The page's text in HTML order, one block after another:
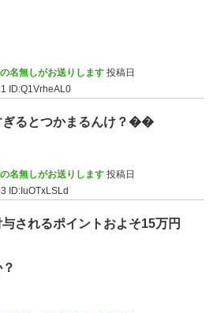
名無しがお送りします 投稿日
ID:Q1VrheAL0
ぎるとつかまるんけ？��
名無しがお送りします 投稿日
ID:IuOTxLSLd
されるポイントおよそ15万円